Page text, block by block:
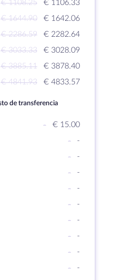
€ 1108.25
€ 1106.33
€ 1644.90
€ 1642.06
€ 2286.59
€ 2282.64
€ 3033.33
€ 3028.09
€ 3885.11
€ 3878.40
€ 4841.93 € 4833.57
de transferencia
-
€ 15.00
-
-
-
-
-
-
-
-
-
-
-
-
-
-
-
-
- -